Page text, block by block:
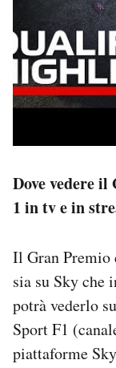
Dove vedere
1 in tv e in
Il Gran Premio
sia su Sky che
potrà vederlo
Sport F1
piattaforme